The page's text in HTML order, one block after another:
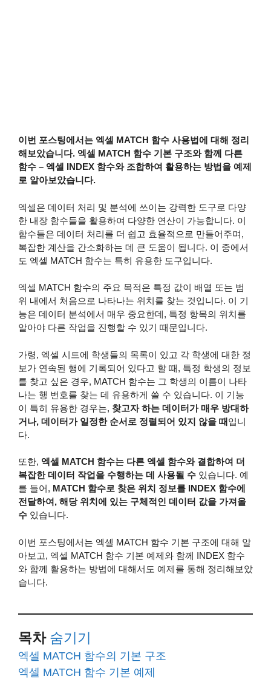
이번 포스팅에서는 엑셀 MATCH 함수 사용법에 대해 정리
해보았습니다. 엑셀 MATCH 함수 기본 구조와 함께 다른
함수 – 엑셀 INDEX 함수와 조합하여 활용하는 방법을 예제
로 알아보았습니다.
엑셀은 데이터 처리 및 분석에 쓰이는 강력한 도구로 다양
한 내장 함수들을 활용하여 다양한 연산이 가능합니다. 이
함수들은 데이터 처리를 더 쉽고 효율적으로 만들어주며,
복잡한 계산을 간소화하는 데 큰 도움이 됩니다. 이 중에서
도 엑셀 MATCH 함수는 특히 유용한 도구입니다.
엑셀 MATCH 함수의 주요 목적은 특정 값이 배열 또는 범
위 내에서 처음으로 나타나는 위치를 찾는 것입니다. 이 기
능은 데이터 분석에서 매우 중요한데, 특정 항목의 위치를
알아야 다른 작업을 진행할 수 있기 때문입니다.
가령, 엑셀 시트에 학생들의 목록이 있고 각 학생에 대한 정
보가 연속된 행에 기록되어 있다고 할 때, 특정 학생의 정보
를 찾고 싶은 경우, MATCH 함수는 그 학생의 이름이 나타
나는 행 번호를 찾는 데 유용하게 쓸 수 있습니다. 이 기능
이 특히 유용한 경우는, 찾고자 하는 데이터가 매우 방대하
거나, 데이터가 일정한 순서로 정렬되어 있지 않을 때입니
다.
또한, 엑셀 MATCH 함수는 다른 엑셀 함수와 결합하여 더
복잡한 데이터 작업을 수행하는 데 사용될 수 있습니다. 예
를 들어, MATCH 함수로 찾은 위치 정보를 INDEX 함수에
전달하여, 해당 위치에 있는 구체적인 데이터 값을 가져올
수 있습니다.
이번 포스팅에서는 엑셀 MATCH 함수 기본 구조에 대해 알
아보고, 엑셀 MATCH 함수 기본 예제와 함께 INDEX 함수
와 함께 활용하는 방법에 대해서도 예제를 통해 정리해보았
습니다.
목차 숨기기
엑셀 MATCH 함수의 기본 구조
엑셀 MATCH 함수 기본 예제